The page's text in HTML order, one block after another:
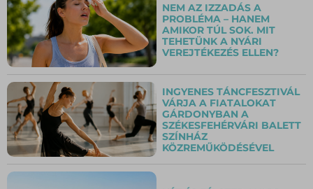
NEM AZ IZZADÁS A
PROBLÉMA – HANEM
AMIKOR TÚL SOK. MIT
TEHETÜNK A NYÁRI
VEREJTÉKEZÉS ELLEN?
INGYENES TÁNCFESZTIVÁL
VÁRJA A FIATALOKAT
GÁRDONYBAN A
SZÉKESFEHÉRVÁRI BALETT
SZÍNHÁZ
KÖZREMŰKÖDÉSÉVEL